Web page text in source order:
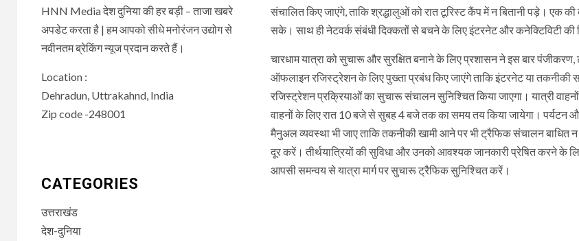
संचालित किए जाएंगे, ताकि श्रद्धालुओं को रात टूरिस्ट कैंप में न बितानी पड़े। एक
सके। साथ ही नेटवर्क संबंधी दिक्कतों से बचने के लिए इंटरनेट और कनेक्टिविटी की
चारधाम यात्रा को सुचारू और सुरक्षित बनाने के लिए प्रशासन ने इस बार
ऑफलाइन रजिस्ट्रेशन के लिए पुख्ता प्रबंध किए जाएंगे ताकि इंटरनेट या
रजिस्ट्रेशन प्रक्रियाओं का सुचारू संचालन सुनिश्चित किया जाएगा। यात्री
वाहनों के लिए रात 10 बजे से सुबह 4 बजे तक का समय तय किया जायेगा। पर्यटन
मैनुअल व्यवस्था भी जाए ताकि तकनीकी खामी आने पर भी ट्रैफिक संचालन बाधित न
दूर करें। तीर्थयात्रियों की सुविधा और उनको आवश्यक जानकारी प्रेषित करने के
आपसी समन्वय से यात्रा मार्ग पर सुचारू ट्रैफिक सुनिश्चित करें।
HNN Media देश दुनिया की हर बड़ी – ताजा खबरे
अपडेट करता है | हम आपको सीधे मनोरंजन उद्योग से
नवीनतम ब्रेकिंग न्यूज प्रदान करते हैं।
Location :
Dehradun, Uttrakahnd, India
Zip code -248001
CATEGORIES
उत्तराखंड
देश-दुनिया